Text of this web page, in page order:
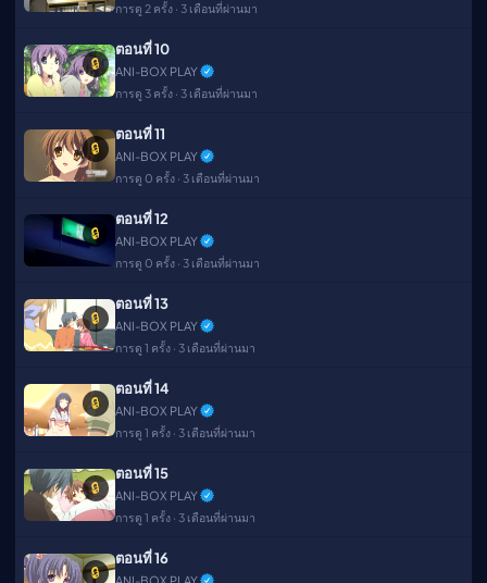
การดู 2 ครั้ง · 3 เดือนที่ผ่านมา
🔒
ตอนที่ 10
ANI-BOX PLAY
การดู 3 ครั้ง · 3 เดือนที่ผ่านมา
🔒
ตอนที่ 11
ANI-BOX PLAY
การดู 0 ครั้ง · 3 เดือนที่ผ่านมา
🔒
ตอนที่ 12
ANI-BOX PLAY
การดู 0 ครั้ง · 3 เดือนที่ผ่านมา
🔒
ตอนที่ 13
ANI-BOX PLAY
การดู 1 ครั้ง · 3 เดือนที่ผ่านมา
🔒
ตอนที่ 14
ANI-BOX PLAY
การดู 1 ครั้ง · 3 เดือนที่ผ่านมา
🔒
ตอนที่ 15
ANI-BOX PLAY
การดู 1 ครั้ง · 3 เดือนที่ผ่านมา
🔒
ตอนที่ 16